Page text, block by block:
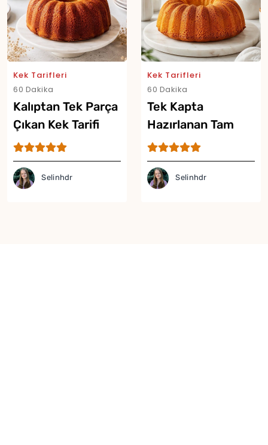
Kek Tarifleri
60 Dakika
Kalıptan Tek Parça
Çıkan Kek Tarifi
Selinhdr
Kek Tarifleri
60 Dakika
Tek Kapta
Hazırlanan Tam
Ölçülü Kek Tarifi
Selinhdr